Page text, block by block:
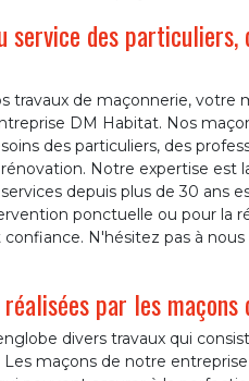
service des
travaux de maçonnerie, votre
DM Habitat. Nos
des particuliers, des
Notre expertise est
depuis plus de 30 ans
ponctuelle ou pour la
N'hésitez pas à
par les
divers travaux qui
maçons de notre